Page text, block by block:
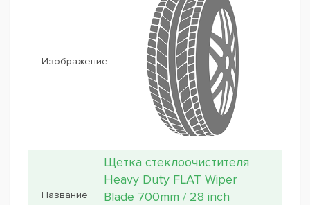
Щетка стеклоочистителя
Heavy Duty FLAT Wiper
Blade 700mm / 28 inch